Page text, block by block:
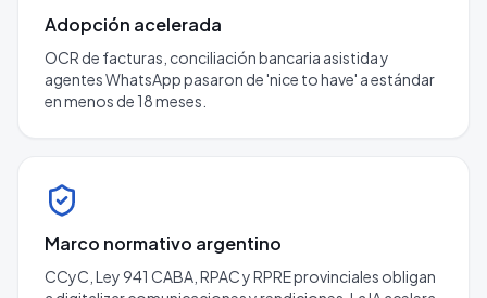
Adopción acelerada
OCR de facturas, conciliación bancaria asistida y
agentes WhatsApp pasaron de 'nice to have' a estándar
en menos de 18 meses.
Marco normativo argentino
CCyC, Ley 941 CABA, RPAC y RPRE provinciales obligan